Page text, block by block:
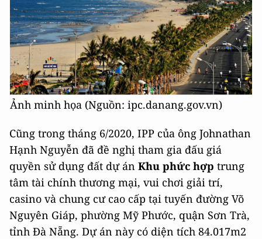
Ảnh minh họa (Nguồn: ipc.danang.gov.vn)
Cũng trong tháng 6/2020, IPP của ông Johnathan
Hạnh Nguyễn đã đề nghị tham gia đấu giá
quyền sử dụng đất dự án Khu phức hợp trung
tâm tài chính thương mại, vui chơi giải trí,
casino và chung cư cao cấp tại tuyến đường Võ
Nguyên Giáp, phường Mỹ Phước, quận Sơn Trà,
tỉnh Đà Nẵng. Dự án này có diện tích 84.017m2